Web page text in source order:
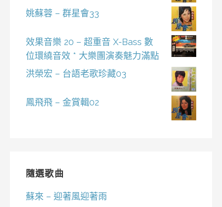
姚蘇蓉 – 群星會33
效果音樂 20 – 超重音 X-Bass 數
位環繞音效 * 大樂團演奏魅力滿點
洪榮宏 – 台語老歌珍藏03
鳳飛飛 – 金賞輯02
隨選歌曲
蘇來 – 迎著風迎著雨